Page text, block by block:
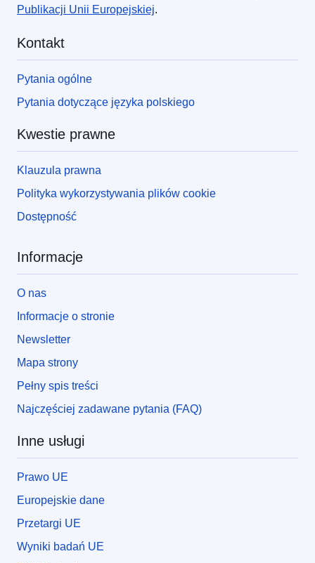
Publikacji Unii Europejskiej.
Kontakt
Pytania ogólne
Pytania dotyczące języka polskiego
Kwestie prawne
Klauzula prawna
Polityka wykorzystywania plików cookie
Dostępność
Informacje
O nas
Informacje o stronie
Newsletter
Mapa strony
Pełny spis treści
Najczęściej zadawane pytania (FAQ)
Inne usługi
Prawo UE
Europejskie dane
Przetargi UE
Wyniki badań UE